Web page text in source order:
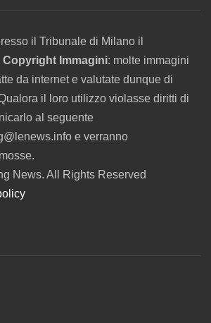
il Tribunale di Milano il
Copyright Immagini: molte immagini
da internet e valutate dunque di
il loro utilizzo violasse diritti di
al seguente
e verranno
News. All Rights Reserved